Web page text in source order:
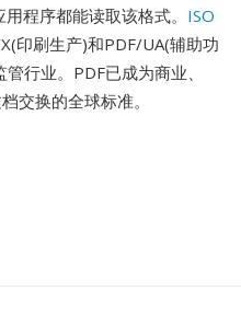
程序都能读取该格式。 ISO
印刷生产)和PDF/UA(辅助功
行业。PDF已成为商业、
交换的全球标准。